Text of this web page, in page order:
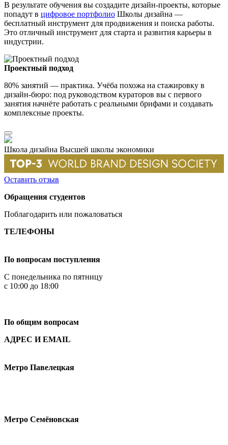
В результате обучения вы создадите дизайн-проекты, которые
попадут в цифровое портфолио Школы дизайна —
бесплатный инструмент для продвижения и поиска работы.
Это отличный инструмент для старта и развития карьеры в
индустрии.
Проектный подход
80% занятий — практика. Учёба похожа на стажировку в
дизайн-бюро: под руководством кураторов вы с первого
занятия начнёте работать с реальными брифами и создавать
комплексные проекты.
Школа дизайна Высшей школы экономики
Оставить отзыв
Обращения студентов
Поблагодарить или пожаловаться
ТЕЛЕФОНЫ
По вопросам поступления
С понедельника по пятницу
с 10:00 до 18:00
По общим вопросам
АДРЕС И EMAIL
Метро Павелецкая
Метро Семёновская